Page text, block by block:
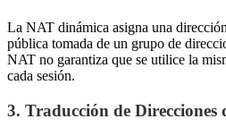
La NAT dinámica asigna una
pública tomada de un grupo de
NAT no garantiza que se utilice la
cada sesión.
3. Traducción de Direcciones